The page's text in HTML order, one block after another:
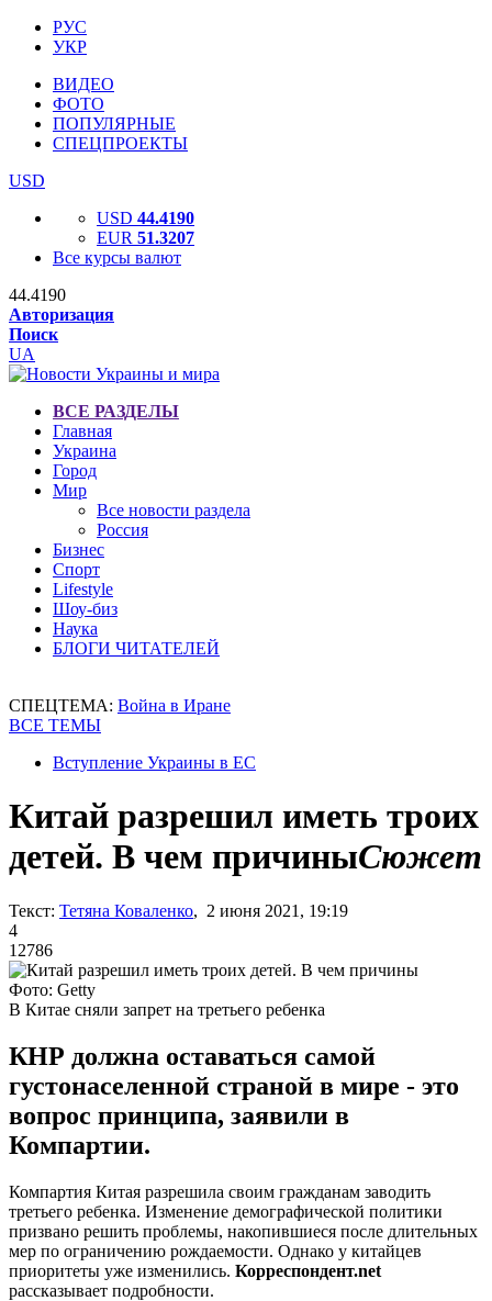
РУС
УКР
ВИДЕО
ФОТО
ПОПУЛЯРНЫЕ
СПЕЦПРОЕКТЫ
USD
USD 44.4190
EUR 51.3207
Все курсы валют
44.4190
Авторизация
Поиск
UA
ВСЕ РАЗДЕЛЫ
Главная
Украина
Город
Мир
Все новости раздела
Россия
Бизнес
Спорт
Lifestyle
Шоу-биз
Наука
БЛОГИ ЧИТАТЕЛЕЙ
СПЕЦТЕМА: Война в Иране
ВСЕ ТЕМЫ
Вступление Украины в ЕС
Китай разрешил иметь троих
детей. В чем причиныСюжет
Текст: Тетяна Коваленко, 2 июня 2021, 19:19
4
12786
Фото: Getty
В Китае сняли запрет на третьего ребенка
КНР должна оставаться самой
густонаселенной страной в мире - это
вопрос принципа, заявили в
Компартии.
Компартия Китая разрешила своим гражданам заводить
третьего ребенка. Изменение демографической политики
призвано решить проблемы, накопившиеся после длительных
мер по ограничению рождаемости. Однако у китайцев
приоритеты уже изменились. Корреспондент.net
рассказывает подробности.